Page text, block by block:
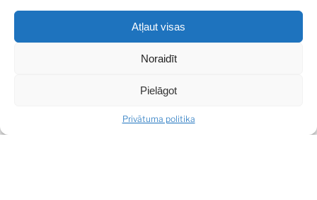
Atļaut visas
Noraidīt
Pielāgot
Privātuma politika
sabiedriskā transporta infrastruktūra.